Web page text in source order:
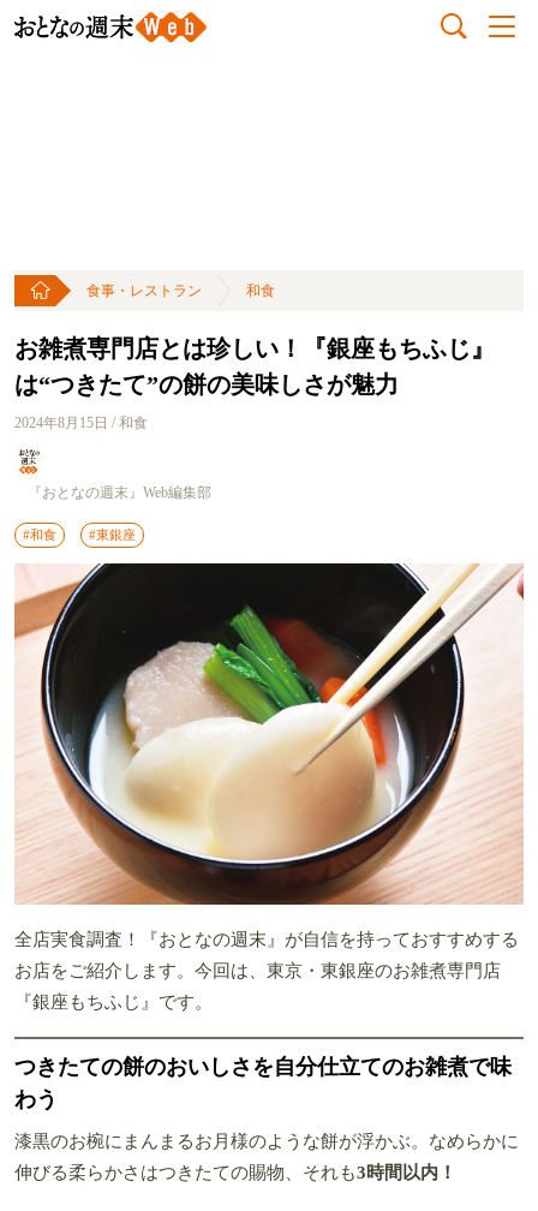
食事・レストラン 和食
お雑煮専門店とは珍しい！『銀座もちふじ』
は“つきたて”の餅の美味しさが魅力
2024年8月15日 / 和食
『おとなの週末』Web編集部
#和食 #東銀座
全店実食調査！『おとなの週末』が自信を持っておすすめする
お店をご紹介します。今回は、東京・東銀座のお雑煮専門店
『銀座もちふじ』です。
つきたての餅のおいしさを自分仕立てのお雑煮で味
わう
漆黒のお椀にまんまるお月様のような餅が浮かぶ。なめらかに
伸びる柔らかさはつきたての賜物、それも3時間以内！